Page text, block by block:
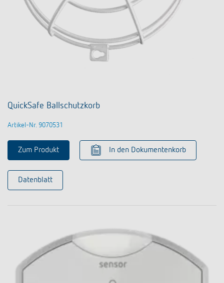
QuickSafe Ballschutzkorb
Artikel-Nr. 9070531
Zum Produkt In den Dokumentenkorb
Datenblatt